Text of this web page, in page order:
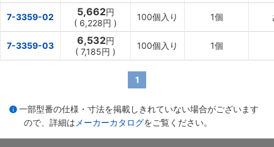
7-3359-02 5,662円
( 6,228円 )
100個入り 1個
7-3359-03 6,532円
( 7,185円 )
100個入り 1個
1
一部型番の仕様・寸法を掲載しきれていない場合がございます
ので、詳細は メーカーカタログをご覧ください。